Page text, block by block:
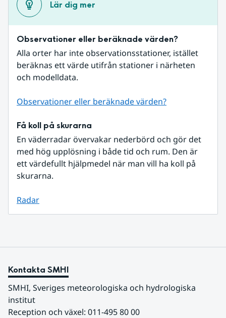
Lär dig mer
Observationer eller beräknade värden?
Alla orter har inte observationsstationer, istället
beräknas ett värde utifrån stationer i närheten
och modelldata.
Observationer eller beräknade värden?
Få koll på skurarna
En väderradar övervakar nederbörd och gör det
med hög upplösning i både tid och rum. Den är
ett värdefullt hjälpmedel när man vill ha koll på
skurarna.
Radar
Kontakta SMHI
SMHI, Sveriges meteorologiska och hydrologiska
institut
Reception och växel: 011-495 80 00